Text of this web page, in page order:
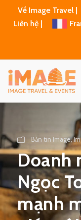
Về Image Travel |
Liên hệ |
Bản tin Image,
Doanh
Ngọc
mạnh